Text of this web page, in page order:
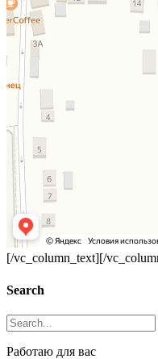
[/vc_column_text][/
Search
Работаю для вас